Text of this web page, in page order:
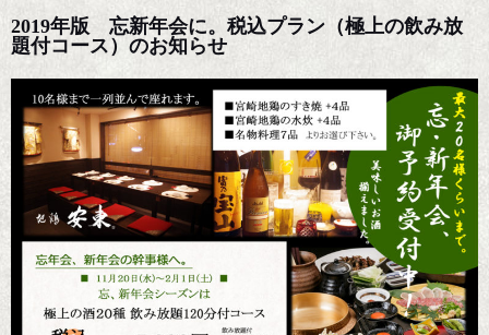
2019年版 忘新年会に。税込プラン（極上の飲み放
題付コース）のお知らせ